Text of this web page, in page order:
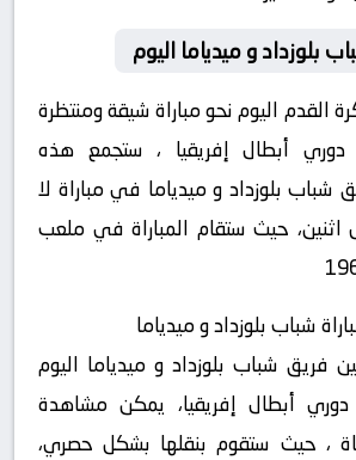
بلوزداد و ميدياما اليوم
القدم اليوم نحو مباراة شيقة ومنتظرة
أبطال إفريقيا ، ستجمع هذه
شباب بلوزداد و ميدياما في مباراة لا
حيث ستقام المباراة في ملعب
شباب بلوزداد و ميدياما
فريق شباب بلوزداد و ميدياما اليوم
أبطال إفريقيا، يمكن مشاهدة
، حيث ستقوم بنقلها بشكل حصري،